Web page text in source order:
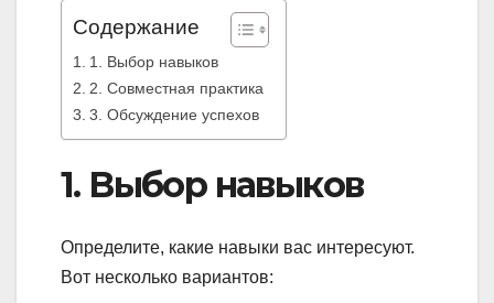
Содержание
1. Выбор навыков
2. Совместная практика
3. Обсуждение успехов
1. Выбор навыков
Определите, какие навыки вас интересуют.
Вот несколько вариантов: